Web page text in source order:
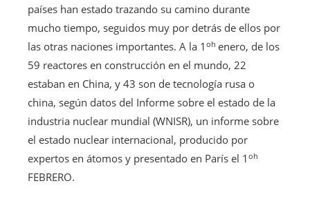
países han estado trazando su camino durante
mucho tiempo, seguidos muy por detrás de ellos por
las otras naciones importantes. A la 1 oh enero, de los
59 reactores en construcción en el mundo, 22
estaban en China, y 43 son de tecnología rusa o
china, según datos del Informe sobre el estado de la
industria nuclear mundial (WNISR), un informe sobre
el estado nuclear internacional, producido por
expertos en átomos y presentado en París el 1 oh
FEBRERO.